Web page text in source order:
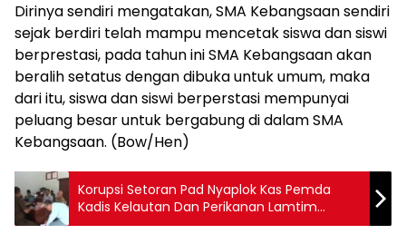
Dirinya sendiri mengatakan, SMA Kebangsaan sendiri
sejak berdiri telah mampu mencetak siswa dan siswi
berprestasi, pada tahun ini SMA Kebangsaan akan
beralih setatus dengan dibuka untuk umum, maka
dari itu, siswa dan siswi berperstasi mempunyai
peluang besar untuk bergabung di dalam SMA
Kebangsaan. (Bow/Hen)
Korupsi Setoran Pad Nyaplok Kas Pemda
Kadis Kelautan Dan Perikanan Lamtim
Dijebloskan ke Penjara